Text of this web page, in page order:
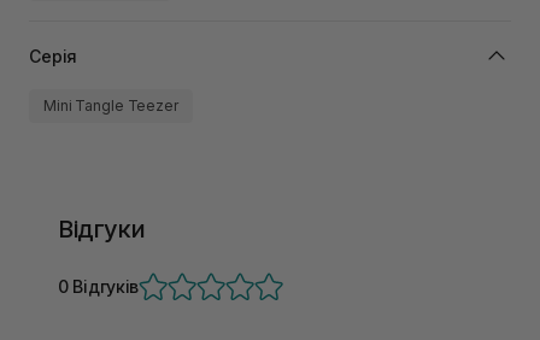
Серія
Mini Tangle Teezer
Відгуки
0 Відгуків